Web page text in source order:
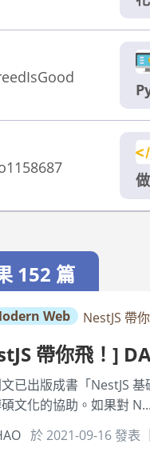
152 篇
Web NestJS 帶
帶你飛！]
已出版成書「NestJS
文化的協助。如果對 N...
於 2021-09-16 發表